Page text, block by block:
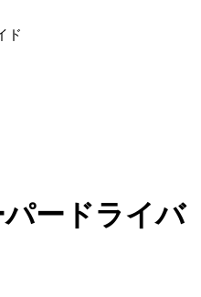
ド
ードライバ